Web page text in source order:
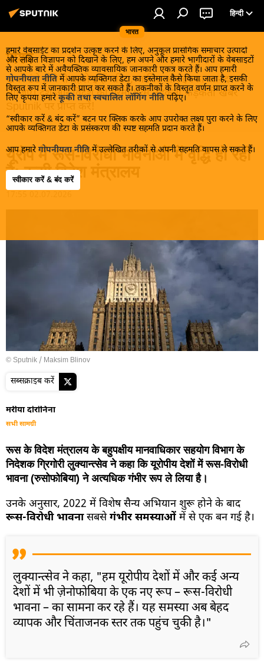
भारत
हिन्दी
हमारे वेबसाईट का प्रदर्शन उत्कृष्ट करने के लिए, अनुकूल प्रासंगिक समाचार उत्पादों
और लक्षित विज्ञापन को दिखाने के लिए, हम अपने और हमारे भागीदारों के वेबसाइटों
से आपके बारे में अवैयक्तिक व्यावसायिक जानकारी एकत्र करते हैं। आप हमारी
गोपनीयता नीति में आपके व्यक्तिगत डेटा का इस्तेमाल कैसे किया जाता है, इसकी
विस्तृत रूप में जानकारी प्राप्त कर सकते हैं। तकनीकों के विस्तृत वर्णन प्राप्त करने के
लिए कृपया हमारे कूकी तथा स्वचालित लॉगिंग नीति पढ़िए।
“स्वीकार करें & बंद करें” बटन पर क्लिक करके आप उपरोक्त लक्ष्य पुरा करने के लिए
आपके व्यक्तिगत डेटा के प्रसंस्करण की स्पष्ट सहमति प्रदान करते हैं।
आप हमारे गोपनीयता नीति में उल्लेखित तरीकों से अपनी सहमति वापस ले सकते हैं।
स्वीकार करें & बंद करें
विश्व
खबरें ठंडे होने से पहले इन्हें पढ़िए, जानिए और इनका आनंद
लीजिए। देश और विदेश की गरमा गरम तड़कती फड़कती खबरें
Sputnik पर प्राप्त करें!
यूरोप में रूस-विरोधी भावनाओं में वृद्धि हो रही
है: रूसी विदेश मंत्रालय
© Sputnik / Maksim Blinov
सब्सक्राइब करें
मरीया दोरोनिना
सभी सामग्री
रूस के विदेश मंत्रालय के बहुपक्षीय मानवाधिकार सहयोग विभाग के
निदेशक ग्रिगोरी लुक्यान्त्सेव ने कहा कि यूरोपीय देशों में रूस-विरोधी
भावना (रुसोफोबिया) ने अत्यधिक गंभीर रूप ले लिया है।
उनके अनुसार, 2022 में विशेष सैन्य अभियान शुरू होने के बाद
रूस-विरोधी भावनासबसेगंभीर समस्याओं में से एक बन गई है।
लुक्यान्त्सेव ने कहा, "हम यूरोपीय देशों में और कई अन्य
देशों में भी ज़ेनोफोबिया के एक नए रूप – रूस-विरोधी
भावना – का सामना कर रहे हैं। यह समस्या अब बेहद
व्यापक और चिंताजनक स्तर तक पहुंच चुकी है।"